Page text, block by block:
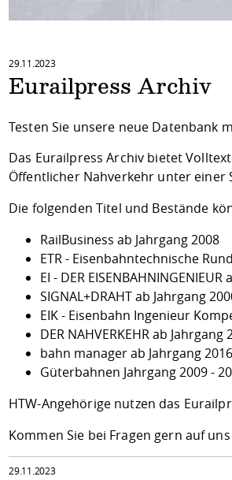
29.11.2023
Eurailpress Archiv
Testen Sie unsere neue Datenbank
Das Eurailpress Archiv bietet
Öffentlicher Nahverkehr unter einer
Die folgenden Titel und Bestände
RailBusiness ab Jahrgang 2008
ETR - Eisenbahntechnische
EI - DER
SIGNAL+DRAHT ab Jahrgang
EIK - Eisenbahn Ingenieur
DER NAHVERKEHR ab Jahrgang
bahn manager ab Jahrgang 2016
Güterbahnen Jahrgang 2009 -
HTW-Angehörige nutzen das
Kommen Sie bei Fragen gern aufuns
29.11.2023